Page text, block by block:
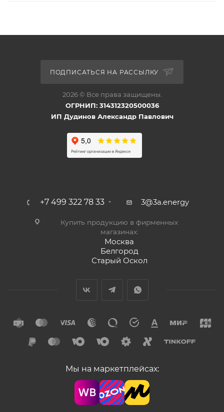
ПОДПИСАТЬСЯ НА РАССЫЛКУ
2026 © Все права защищены.
ОГРНИП: 314312320500036
ИП Дудинов Александр Павлович
+7 499 322 78 33 3@3a.energy
Купить продукцию в фирменных
магазинах:
Москва
Белгород
Старый Оскол
Мы на маркетплейсах: